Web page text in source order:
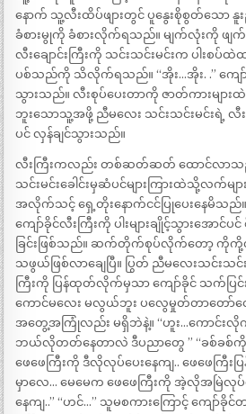
နောက် သူ့လီးထိပ်ဖျားတွင် ပူနွေးစိုစွတ်သော
ခံစားမွုကို ခံစားလိုက်ရသည်။ မျက်လုံးကို ဖျ
လီးချောင်းကြီးကို သင်းသင်းမင်းက ပါး
ပစ်သည်ကို သိလိုက်ရသည်။ “အိုး…အိုး. .” ကျော်
သွားသည်။ လီးစုပ်ပေးတာကို ဇာတ်ကားများ
ဘူးသောသူ့အဖို့ ညီမလေး သင်းသင်းမင်းရဲ့ လီးစု
ပင် လှန်ချင်သွားသည်။
လီးကြီးကလည်း တစ်ဆတ်ဆတ် ထောင်လာသည်
သင်းမင်းခေါင်းမှဆံပင်များကြားထဲသို့လက်မ
အလိုက်သင့် ရှေ့တိုးနောက်ငင်ပြုပေးနေမိသည်
ကျော်ခိုင်လီးကြီးကို ပါးများချိုင့်သွားအောင်
ခြင်းဖြစ်သည်။ ဆက်တိုက်စုပ်လိုက်တော့ ကိုကို့
သဖွယ်ဖြစ်လာချေပြီ။ ပြွတ် ညီမလေးသင်းသ
ကြီးကို ပြန်ထုတ်လိုက်မှသာ ကျော်ခိုင် သက်ပြင်
ကောင်မလေး မလွယ်ဘူး ပလွေမှုတ်တာတော်တေ
အတွေ့အကြုံလည်း မရှိဘဲနဲ့။ “ဟူး…ကောင်း
ဘယ်လိုတတ်နေတာလဲ ဒီပညာတွေ ” “ခစ်ခစ်
ဖေဖေကြီးကို ဒီလိုလုပ်ပေးနေကျ.. ဖေဖေကြီ
မှာလေ… မေမေက ဖေဖေကြီးကို အဲ့လိုအမြဲလုပ်
နေကျ..” “ဟင်…” သူမစကားကြောင့် ကျေ